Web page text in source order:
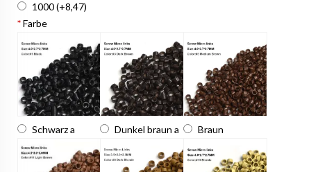
1000(+8,47)
*Farbe
Schwarz a Dunkel braun a Braun